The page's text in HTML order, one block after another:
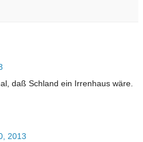
daß Schland ein Irrenhaus wäre.
2013